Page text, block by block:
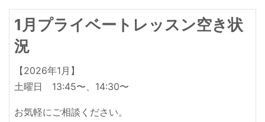
1月プライベートレッスン空き状
況
【2026年1月】
土曜日 13:45〜、14:30〜
お気軽にご相談ください。